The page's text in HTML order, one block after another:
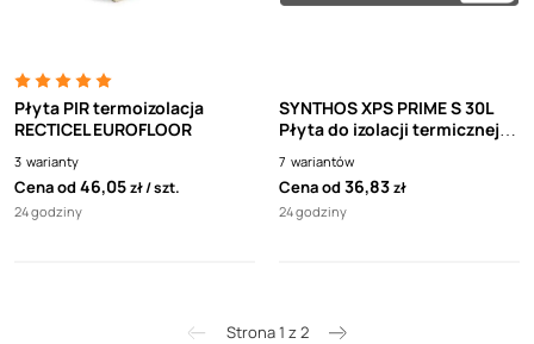
Płyta PIR termoizolacja
RECTICEL EUROFLOOR
3 warianty
Cena od46,05zł szt.
24 godziny
SYNTHOS XPS PRIME S 30L
Płyta do izolacji termicznej
(polistyren ekstrudowany
XPS, styrodur) 0,75 m2
7 wariantów
Cena od36,83zł
24 godziny
Strona 1 z 2